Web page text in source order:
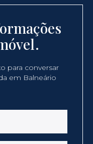
para conversar
em Balneário